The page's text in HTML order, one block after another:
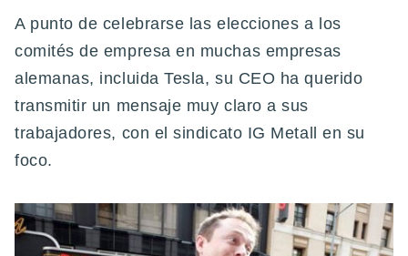
A punto de celebrarse las elecciones a los
comités de empresa en muchas empresas
alemanas, incluida Tesla, su CEO ha querido
transmitir un mensaje muy claro a sus
trabajadores, con el sindicato IG Metall en su
foco.